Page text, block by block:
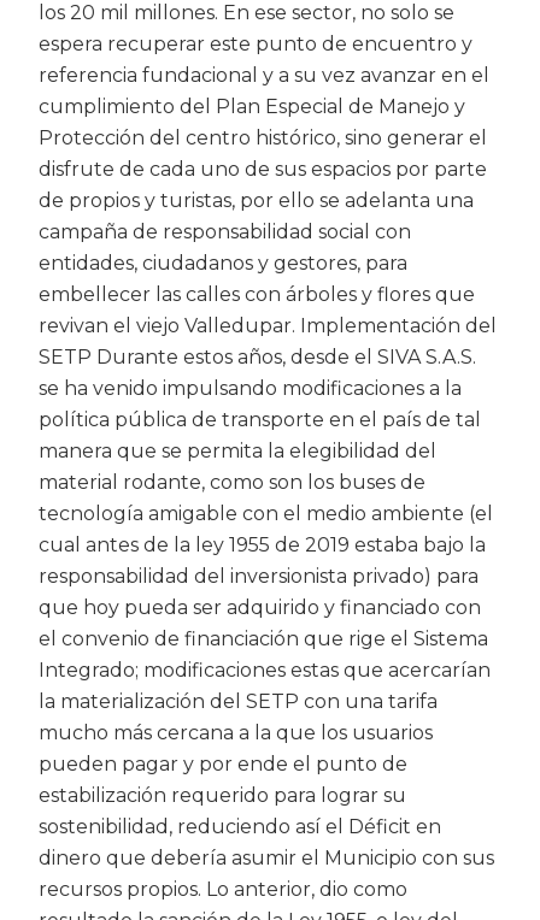
los 20 mil millones. En ese sector, no solo se
espera recuperar este punto de encuentro y
referencia fundacional y a su vez avanzar en el
cumplimiento del Plan Especial de Manejo y
Protección del centro histórico, sino generar el
disfrute de cada uno de sus espacios por parte
de propios y turistas, por ello se adelanta una
campaña de responsabilidad social con
entidades, ciudadanos y gestores, para
embellecer las calles con árboles y flores que
revivan el viejo Valledupar. Implementación del
SETP Durante estos años, desde el SIVA S.A.S.
se ha venido impulsando modificaciones a la
política pública de transporte en el país de tal
manera que se permita la elegibilidad del
material rodante, como son los buses de
tecnología amigable con el medio ambiente (el
cual antes de la ley 1955 de 2019 estaba bajo la
responsabilidad del inversionista privado) para
que hoy pueda ser adquirido y financiado con
el convenio de financiación que rige el Sistema
Integrado; modificaciones estas que acercarían
la materialización del SETP con una tarifa
mucho más cercana a la que los usuarios
pueden pagar y por ende el punto de
estabilización requerido para lograr su
sostenibilidad, reduciendo así el Déficit en
dinero que debería asumir el Municipio con sus
recursos propios. Lo anterior, dio como